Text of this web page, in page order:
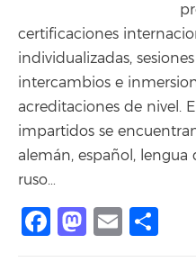
certificaciones
individualizadas,
intercambios e
acreditaciones de nivel.
impartidos se
alemán, español, lengua
ruso…
Facebook
Email